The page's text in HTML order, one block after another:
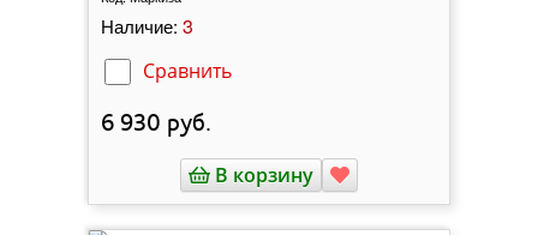
Наличие: 3
Сравнить
6 930 руб.
В корзину